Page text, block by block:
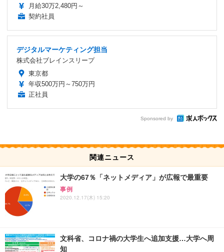
月給30万2,480円～
契約社員
デジタルマーケティング担当
株式会社ブレインスリープ
東京都
年収500万円～750万円
正社員
Sponsored by
関連ニュース
大学の67％「ネットメディア」が広報で最重要
事例
2020.12.17(木) 15:20
文科省、コロナ禍の大学生へ追加支援…大学へ周
知